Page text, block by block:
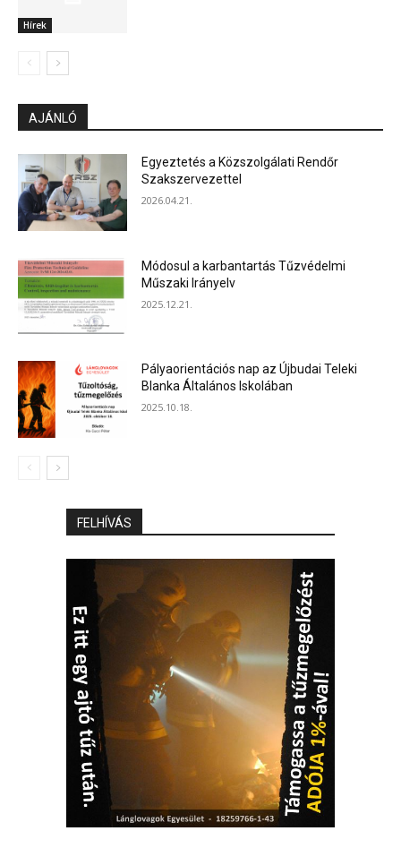
Hírek
AJÁNLÓ
Egyeztetés a Közszolgálati Rendőr
Szakszervezettel
2026.04.21.
Módosul a karbantartás Tűzvédelmi
Műszaki Irányelv
2025.12.21.
Pályaorientációs nap az Újbudai Teleki
Blanka Általános Iskolában
2025.10.18.
FELHÍVÁS